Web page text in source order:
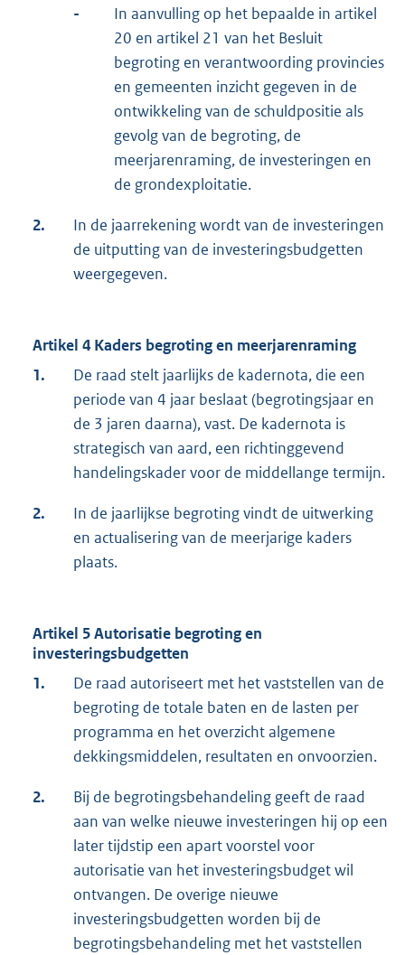
-
In aanvulling op het bepaalde in artikel
20 en artikel 21 van het Besluit
begroting en verantwoording provincies
en gemeenten inzicht gegeven in de
ontwikkeling van de schuldpositie als
gevolg van de begroting, de
meerjarenraming, de investeringen en
de grondexploitatie.
2.
In de jaarrekening wordt van de investeringen
de uitputting van de investeringsbudgetten
weergegeven.
Artikel 4 Kaders begroting en meerjarenraming
1.
De raad stelt jaarlijks de kadernota, die een
periode van 4 jaar beslaat (begrotingsjaar en
de 3 jaren daarna), vast. De kadernota is
strategisch van aard, een richtinggevend
handelingskader voor de middellange termijn.
2.
In de jaarlijkse begroting vindt de uitwerking
en actualisering van de meerjarige kaders
plaats.
Artikel 5 Autorisatie begroting en
investeringsbudgetten
1.
De raad autoriseert met het vaststellen van de
begroting de totale baten en de lasten per
programma en het overzicht algemene
dekkingsmiddelen, resultaten en onvoorzien.
2.
Bij de begrotingsbehandeling geeft de raad
aan van welke nieuwe investeringen hij op een
later tijdstip een apart voorstel voor
autorisatie van het investeringsbudget wil
ontvangen. De overige nieuwe
investeringsbudgetten worden bij de
begrotingsbehandeling met het vaststellen